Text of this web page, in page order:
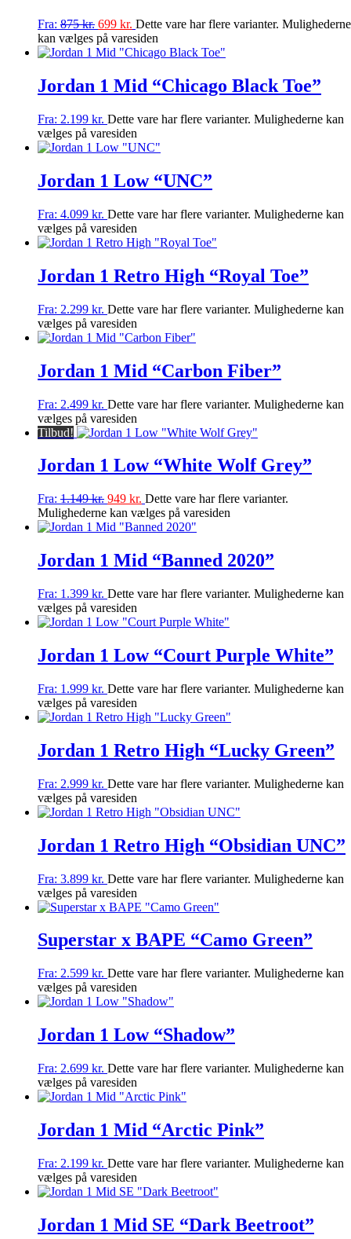
Fra: 875kr. 699 kr. Dette vare har flere varianter. Mulighederne
kan vælges på varesiden
Jordan 1 Mid “Chicago Black Toe”
Fra: 2.199 kr. Dette vare har flere varianter. Mulighederne kan
vælges på varesiden
Jordan 1 Low “UNC”
Fra: 4.099 kr. Dette vare har flere varianter. Mulighederne kan
vælges på varesiden
Jordan 1 Retro High “Royal Toe”
Fra: 2.299 kr. Dette vare har flere varianter. Mulighederne kan
vælges på varesiden
Jordan 1 Mid “Carbon Fiber”
Fra: 2.499 kr. Dette vare har flere varianter. Mulighederne kan
vælges på varesiden
Tilbud!
Jordan 1 Low “White Wolf Grey”
Fra: 1.149kr. 949 kr. Dette vare har flere varianter.
Mulighederne kan vælges på varesiden
Jordan 1 Mid “Banned 2020”
Fra: 1.399 kr. Dette vare har flere varianter. Mulighederne kan
vælges på varesiden
Jordan 1 Low “Court Purple White”
Fra: 1.999 kr. Dette vare har flere varianter. Mulighederne kan
vælges på varesiden
Jordan 1 Retro High “Lucky Green”
Fra: 2.999 kr. Dette vare har flere varianter. Mulighederne kan
vælges på varesiden
Jordan 1 Retro High “Obsidian UNC”
Fra: 3.899 kr. Dette vare har flere varianter. Mulighederne kan
vælges på varesiden
Superstar x BAPE “Camo Green”
Fra: 2.599 kr. Dette vare har flere varianter. Mulighederne kan
vælges på varesiden
Jordan 1 Low “Shadow”
Fra: 2.699 kr. Dette vare har flere varianter. Mulighederne kan
vælges på varesiden
Jordan 1 Mid “Arctic Pink”
Fra: 2.199 kr. Dette vare har flere varianter. Mulighederne kan
vælges på varesiden
Jordan 1 Mid SE “Dark Beetroot”